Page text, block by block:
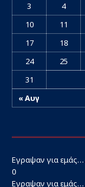
« Αυγ
3
4
10
11
17
18
24
25
31
Εγραψαν για εμάς…
0
Εγραψαν για εμάς…